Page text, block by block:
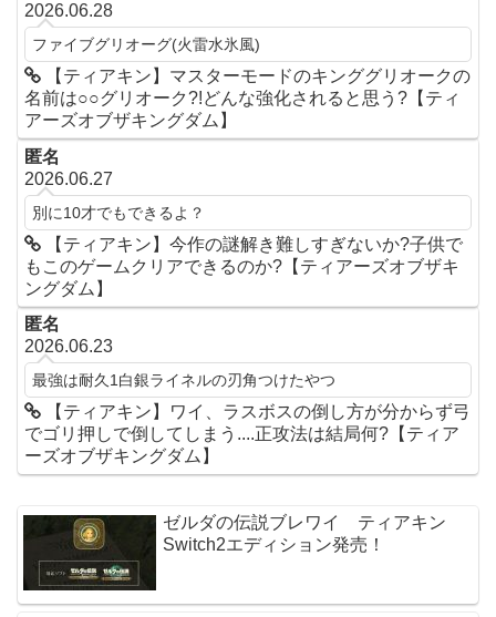
2026.06.28
ファイブグリオーグ(火雷水氷風)
【ティアキン】マスターモードのキンググリオークの
名前は○○グリオーク?!どんな強化されると思う?【ティ
アーズオブザキングダム】
匿名
2026.06.27
別に10才でもできるよ？
【ティアキン】今作の謎解き難しすぎないか?子供で
もこのゲームクリアできるのか?【ティアーズオブザキ
ングダム】
匿名
2026.06.23
最強は耐久1白銀ライネルの刃角つけたやつ
【ティアキン】ワイ、ラスボスの倒し方が分からず弓
でゴリ押しで倒してしまう....正攻法は結局何?【ティア
ーズオブザキングダム】
ゼルダの伝説ブレワイ ティアキン
Switch2エディション発売！